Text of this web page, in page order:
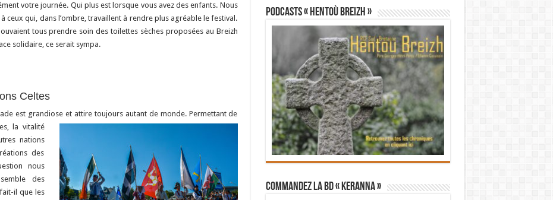
votre journée. Qui plus est lorsque vous avez des enfants. Nous
ceux qui, dans l’ombre, travaillent à rendre plus agréable le festival.
tous prendre soin des toilettes sèches proposées au Breizh
solidaire, ce serait sympa.
Celtes
est grandiose et attire toujours autant de monde. Permettant de
la vitalité
nations
des
nous
des
il que les
PODCASTS « Hentoù Breizh »
Commandez la BD « Keranna »